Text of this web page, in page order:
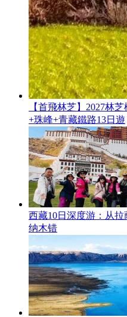
【首飛林芝】2027林
+珠峰+青藏鐵路13日遊
西藏10日深度游：从
纳木错